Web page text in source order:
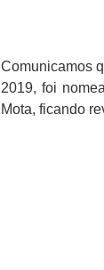
Comunicamos
2019, foi
Mota, ficando